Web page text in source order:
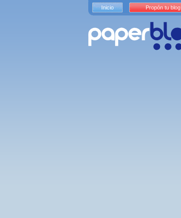
Inicio Propón tu blog